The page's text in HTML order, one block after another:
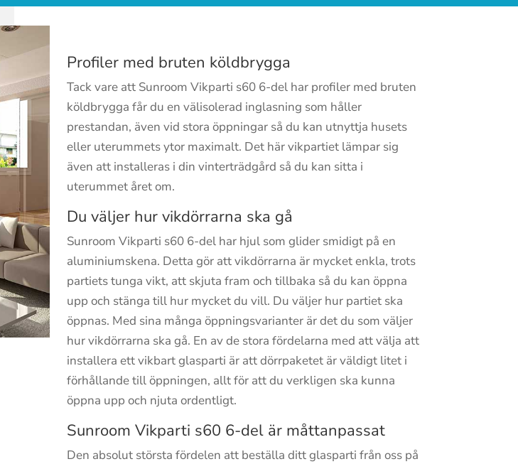
Profiler med bruten köldbrygga
Tack vare att Sunroom Vikparti s60 6-del har profiler med bruten
köldbrygga får du en välisolerad inglasning som håller
prestandan, även vid stora öppningar så du kan utnyttja husets
eller uterummets ytor maximalt. Det här vikpartiet lämpar sig
även att installeras i din vinterträdgård så du kan sitta i
uterummet året om.
Du väljer hur vikdörrarna ska gå
Sunroom Vikparti s60 6-del har hjul som glider smidigt på en
aluminiumskena. Detta gör att vikdörrarna är mycket enkla, trots
partiets tunga vikt, att skjuta fram och tillbaka så du kan öppna
upp och stänga till hur mycket du vill. Du väljer hur partiet ska
öppnas. Med sina många öppningsvarianter är det du som väljer
hur vikdörrarna ska gå. En av de stora fördelarna med att välja att
installera ett vikbart glasparti är att dörrpaketet är väldigt litet i
förhållande till öppningen, allt för att du verkligen ska kunna
öppna upp och njuta ordentligt.
Sunroom Vikparti s60 6-del är måttanpassat
Den absolut största fördelen att beställa ditt glasparti från oss på